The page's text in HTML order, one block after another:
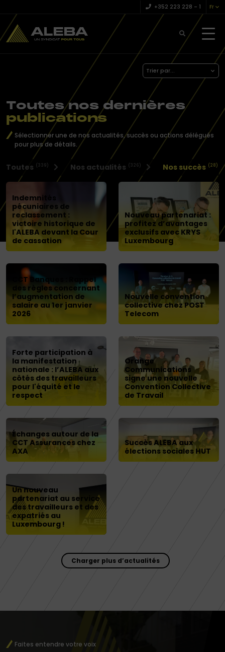
+352 223 228 – 1 Fr
Toutes nos dernières
publications
Sélectionner une de nos actualités, succès ou actions délégués
pour plus de détails.
Toutes (339) Nos actualités (326) Nos succès (28)
Trier par...
Indemnités
pécuniaires de
reclassement :
victoire historique de
l'ALEBA devant la Cour
de cassation
Nouveau partenariat :
profitez d’avantages
exclusifs avec KRYS
Luxembourg
CCT Banques : Rappel
des règles concernant
l’augmentation de
salaire au 1er janvier
2026
Nouvelle convention
collective chez POST
Telecom
Forte participation à
la manifestation
nationale : l’ALEBA aux
côtés des travailleurs
pour l'équité et le
respect
Orange
Communications
signe une nouvelle
Convention Collective
de Travail
Échanges autour de la
CCT Assurances chez
AXA
Succès ALEBA aux
élections sociales HUT
Un nouveau
partenariat au service
des travailleurs et des
expatriés au
Luxembourg !
Charger plus d’actualités
Faites entendre votre voix